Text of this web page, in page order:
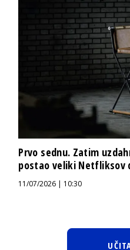
Prvo sednu. Zatim
postao veliki Netfliksov
11/07/2026 | 10:30